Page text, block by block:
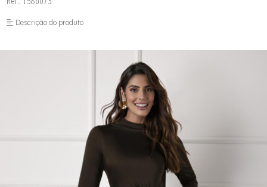
FUSEA-AGOSTO I-
LONGO-AGOSTO I-
MACAC-AGOSTO I-
Descrição do produto